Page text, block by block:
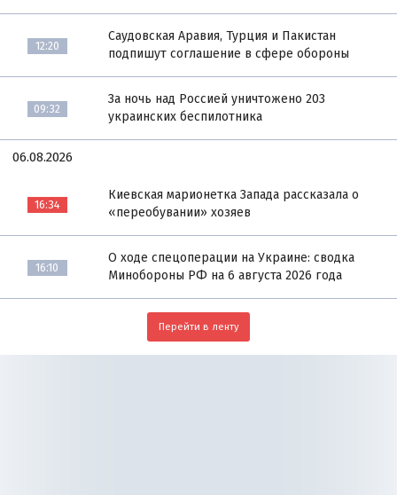
12:20
Саудовская Аравия, Турция и Пакистан
подпишут соглашение в сфере обороны
09:32
За ночь над Россией уничтожено 203
украинских беспилотника
06.08.2026
16:34
Киевская марионетка Запада рассказала о
«переобувании» хозяев
16:10
О ходе спецоперации на Украине: сводка
Минобороны РФ на 6 августа 2026 года
Перейти в ленту